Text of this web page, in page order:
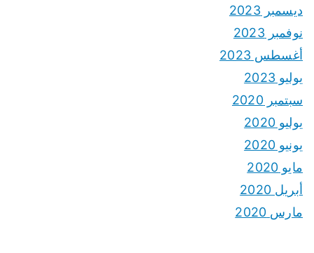
ديسمبر 2023
نوفمبر 2023
أغسطس 2023
يوليو 2023
سبتمبر 2020
يوليو 2020
يونيو 2020
مايو 2020
أبريل 2020
مارس 2020